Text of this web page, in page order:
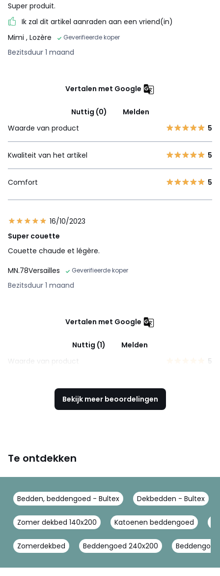
Super produit.
Ik zal dit artikel aanraden aan een vriend(in)
Mimi , Lozère Geverifieerde koper
Bezitsduur 1 maand
Vertalen met Google
Nuttig (0)
Melden
Waarde van product
5
Kwaliteit van het artikel 5
Comfort 5
16/10/2023
Super couette
Couette chaude et légère.
MN.78Versailles
Geverifieerde koper
Bezitsduur 1 maand
Vertalen met Google
Nuttig (1)
Melden
Waarde van product
5
Bekijk meer beoordelingen
Te ontdekken
Bedden, beddengoed - Bultex Dekbedden - Bultex
Zomer dekbed 140x200 Katoenen beddengoed
Zomerdekbed Beddengoed 240x200